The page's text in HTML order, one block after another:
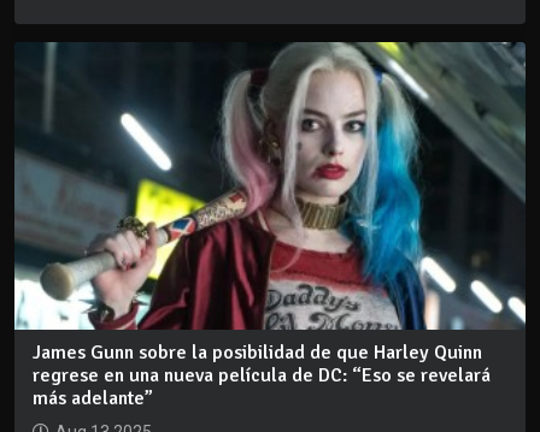
James Gunn sobre la posibilidad de que Harley Quinn
regrese en una nueva película de DC: “Eso se revelará
más adelante”